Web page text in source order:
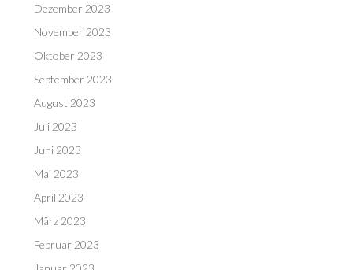
Dezember 2023
November 2023
Oktober 2023
September 2023
August 2023
Juli 2023
Juni 2023
Mai 2023
April 2023
März 2023
Februar 2023